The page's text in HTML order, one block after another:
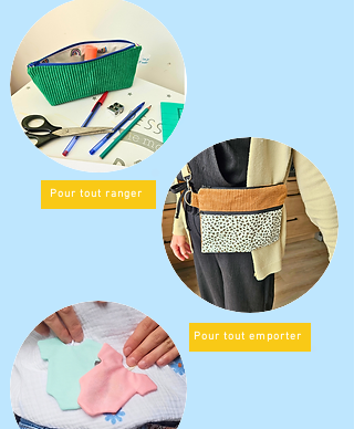
Pour tout ranger
Pour tout emporter